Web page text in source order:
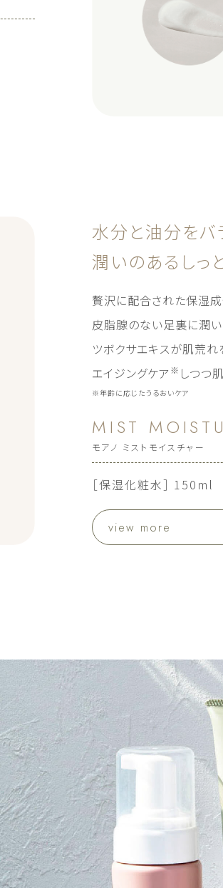
水分と油分をバ
潤いのあるしっ
贅沢に配合された保湿成
皮脂腺のない足裏に潤い
ツボクサエキスが肌荒れ
エイジングケア ※ しつつ
※年齢に応じたうるおいケア
MIST
モアノ ミストモイスチャー
［保湿化粧水］ 150ml
view more